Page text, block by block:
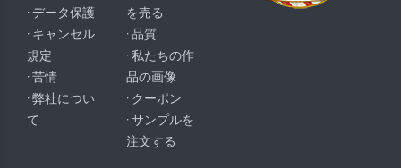
· データ保護
· キャンセル
規定
· 苦情
· 弊社につい
て
を売る
· 品質
· 私たちの作
品の画像
· クーポン
· サンプルを
注文する